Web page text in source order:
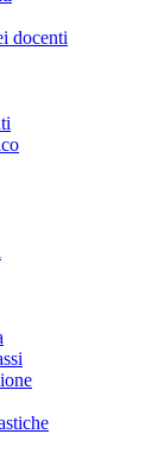
docenti